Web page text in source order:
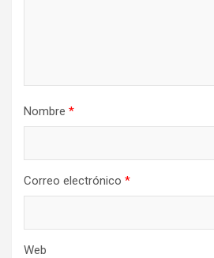
Nombre *
Correo electrónico *
Web